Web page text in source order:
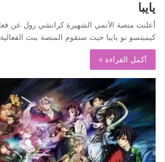
يايبا
أعلنت منصة الأنمي الشهيرة كرانشي رول عن
كيميتسو نو يايبا حيث ستقوم المنصة ببث
أكمل القراءة »